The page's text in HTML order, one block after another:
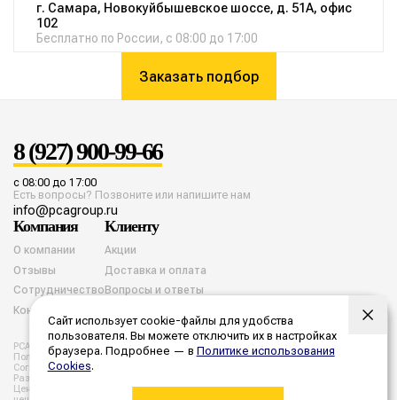
г. Самара, Новокуйбышевское шоссе, д. 51А, офис
102
Бесплатно по России, с 08:00 до 17:00
Заказать подбор
8 (927) 900-99-66
с 08:00 до 17:00
Есть вопросы? Позвоните или напишите нам
info@pcagroup.ru
Компания
О компании
Отзывы
Сотрудничество
Контакты
Клиенту
Акции
Доставка и оплата
Вопросы и ответы
PCA group. Все права защищены. 2026 год.
Политика конфиденциальности Согласие на обработку cookies
Согласие на обработку персональных данных
Разработка и продвижение
Цены, указанные на сайте не являются публичной офертой. Все
Сайт использует cookie-файлы для удобства
пользователя. Вы можете отключить их в настройках
браузера. Подробнее — в Политике использования
Cookies.